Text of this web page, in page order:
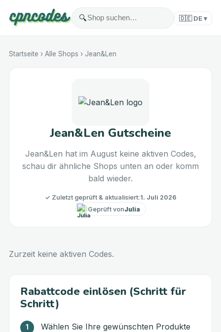
🔍 🇩🇪 DE▾
Startseite › Alle Shops › Jean&Len
Jean&Len Gutscheine
Jean&Len hat im August keine aktiven Codes,
schau dir ähnliche Shops unten an oder komm
bald wieder.
✓ Zuletzt geprüft & aktualisiert:1. Juli 2026
Geprüft vonJulia
Zurzeit keine aktiven Codes.
Rabattcode einlösen (Schritt für
Schritt)
Wählen Sie Ihre gewünschten Produkte